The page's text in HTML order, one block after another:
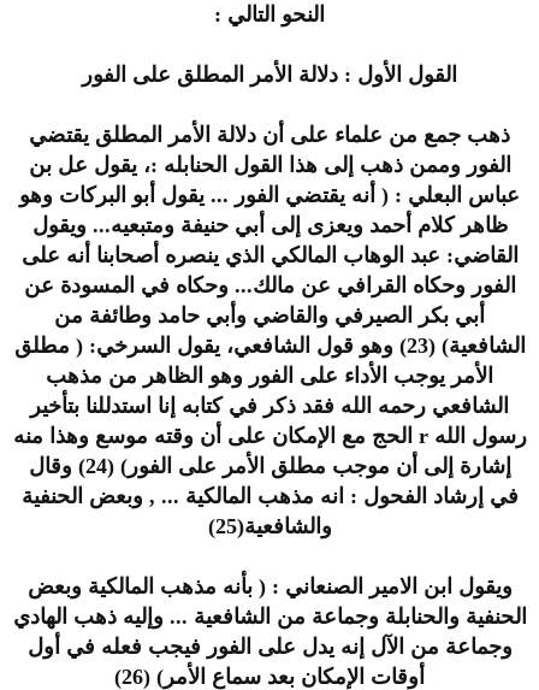
النحو التالي :
القول الأول : دلالة الأمر المطلق على الفور
ذهب جمع من علماء على أن دلالة الأمر المطلق يقتضي
الفور وممن ذهب إلى هذا القول الحنابله :، يقول عل بن
عباس البعلي : ( أنه يقتضي الفور ... يقول أبو البركات وهو
ظاهر كلام أحمد ويعزى إلى أبي حنيفة ومتبعيه... ويقول
القاضي: عبد الوهاب المالكي الذي ينصره أصحابنا أنه على
الفور وحكاه القرافي عن مالك... وحكاه في المسودة عن
أبي بكر الصيرفي والقاضي وأبي حامد وطائفة من
الشافعية) (23) وهو قول الشافعي، يقول السرخي: ( مطلق
الأمر يوجب الأداء على الفور وهو الظاهر من مذهب
الشافعي رحمه الله فقد ذكر في كتابه إنا استدللنا بتأخير
رسول الله r الحج مع الإمكان على أن وقته موسع وهذا منه
إشارة إلى أن موجب مطلق الأمر على الفور) (24) وقال
في إرشاد الفحول : انه مذهب المالكية ... , وبعض الحنفية
والشافعية(25)
ويقول ابن الامير الصنعاني : ( بأنه مذهب المالكية وبعض
الحنفية والحنابلة وجماعة من الشافعية ... وإليه ذهب الهادي
وجماعة من الآل إنه يدل على الفور فيجب فعله في أول
أوقات الإمكان بعد سماع الأمر) (26)